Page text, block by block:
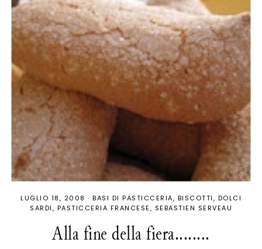
LUGLIO 18, 2008 · BASI DI PASTICCERIA BISCOTTI
DOLCI
SARDI
PASTICCERIA FRANCESE SEBASTIEN SERVEAU
Alla fine della fiera........